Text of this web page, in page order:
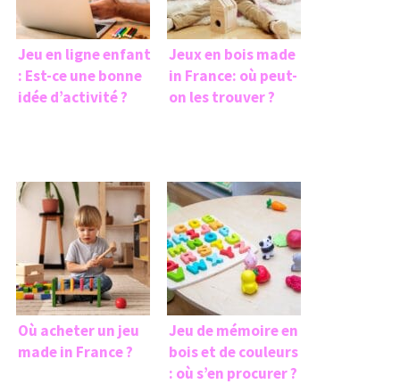
Jeu en ligne enfant
: Est-ce une bonne
idée d’activité ?
Jeux en bois made
in France: où peut-
on les trouver ?
Où acheter un jeu
made in France ?
Jeu de mémoire en
bois et de couleurs
: où s’en procurer ?